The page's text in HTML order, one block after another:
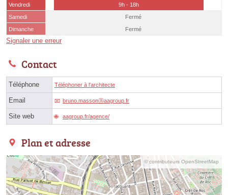
Vendredi
9h - 18h
Samedi
Fermé
Dimanche
Fermé
Signaler une erreur
Contact
Téléphone Téléphoner à l'architecte
Email bruno.massonⓐaagroup.fr
Site web aagroup.fr/agence/
Plan et adresse
© contributeurs OpenStreetMap